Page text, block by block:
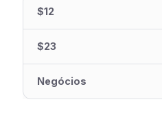
$12
$23
Negócios